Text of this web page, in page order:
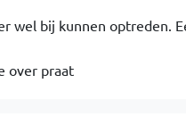
wel bij kunnen optreden.
over praat